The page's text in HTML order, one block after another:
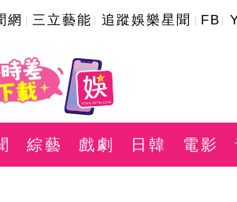
網 三立藝能 追蹤娛樂星聞 FB
綜藝 戲劇 日韓 電影